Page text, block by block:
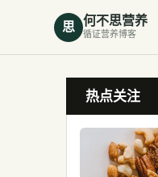
思 何不思营养
循证营养博客
热点关注